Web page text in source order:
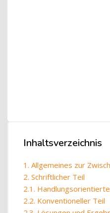
Inhaltsverzeichnis
Inhaltsverzeichnis
1. Allgemeines zur
2. Schriftlicher Teil
2.1.
2.2. Konventioneller Teil